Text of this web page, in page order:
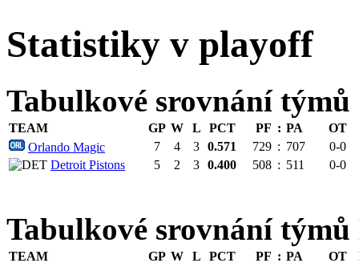
Statistiky v playoff
Tabulkové srovnání týmů
TEAM GP W L PCT PF : PA OT
Orlando Magic
7 4 3 0.571 729 : 707
0-0
Detroit Pistons
5 2 3 0.400 508 : 511 0-0
Tabulkové srovnání
TEAM GP W L PCT PF : PA OT